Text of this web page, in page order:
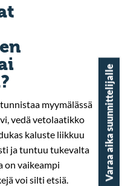
myymälässä
vedä vetolaatikko
kaluste liikkuu
ja tuntuu tukevalta
on vaikeampi
voi silti etsiä.
Varaa aika suunnittelijalle